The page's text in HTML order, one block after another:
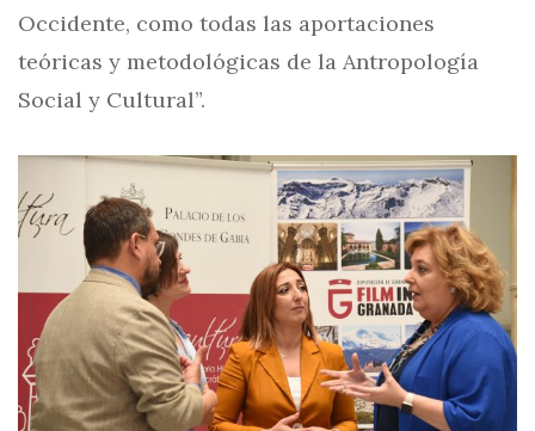
Occidente, como todas las aportaciones
teóricas y metodológicas de la Antropología
Social y Cultural”.